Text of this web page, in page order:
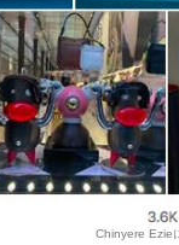
Chinyere Ezie